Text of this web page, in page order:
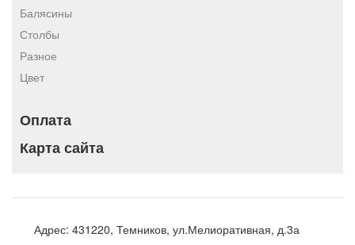
Балясины
Столбы
Разное
Цвет
Оплата
Карта сайта
Адрес: 431220, Темников, ул.Мелиоративная, д.3а